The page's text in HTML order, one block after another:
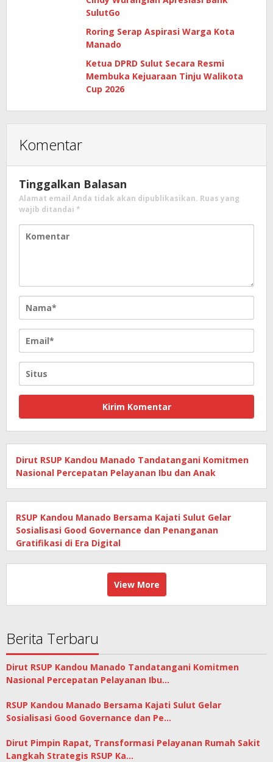
SulutGo
Roring Serap Aspirasi Warga Kota
Manado
Ketua DPRD Sulut Secara Resmi
Membuka Kejuaraan Tinju Walikota
Cup 2026
Komentar
Tinggalkan Balasan
Alamat email Anda tidak akan dipublikasikan. Ruas yang
wajib ditandai *
Dirut RSUP Kandou Manado Tandatangani Komitmen
Nasional Percepatan Pelayanan Ibu dan Anak
RSUP Kandou Manado Bersama Kajati Sulut Gelar
Sosialisasi Good Governance dan Penanganan
Gratifikasi di Era Digital
View More
Berita Terbaru
Dirut RSUP Kandou Manado Tandatangani Komitmen
Nasional Percepatan Pelayanan Ibu…
RSUP Kandou Manado Bersama Kajati Sulut Gelar
Sosialisasi Good Governance dan Pe…
Dirut Pimpin Rapat, Transformasi Pelayanan Rumah Sakit
Langkah Strategis RSUP Ka…